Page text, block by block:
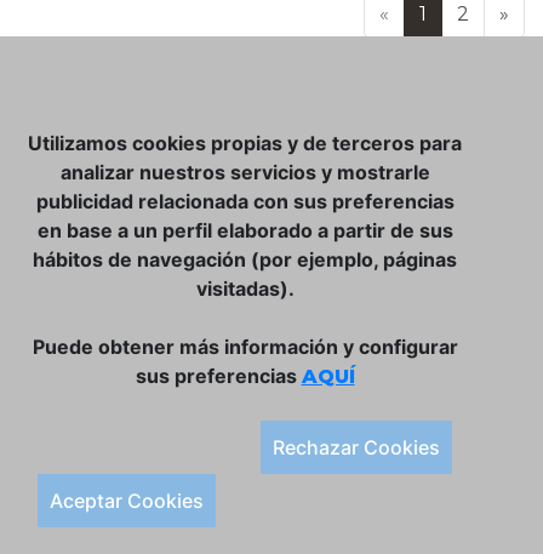
« 1 2 »
CLUB VINATER
CONTACTO
TIENDA ONLINE:
Plaça de la Llibertat, 22, 07760 Ciutadella
Tlf. 971 93 78 75
Utilizamos cookies propias y de terceros para
analizar nuestros servicios y mostrarle
publicidad relacionada con sus preferencias
en base a un perfil elaborado a partir de sus
hábitos de navegación (por ejemplo, páginas
visitadas).
Puede obtener más información y configurar
sus preferencias AQUÍ
Rechazar Cookies
Aceptar Cookies